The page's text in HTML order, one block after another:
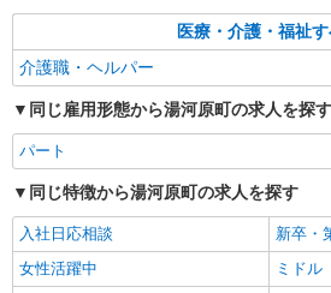
医療・介護・福祉
介護職・ヘルパー
同じ雇用形態から湯河原町の求人を探す
パート
同じ特徴から湯河原町の求人を探す
入社日応相談
新卒・
女性活躍中
ミドル